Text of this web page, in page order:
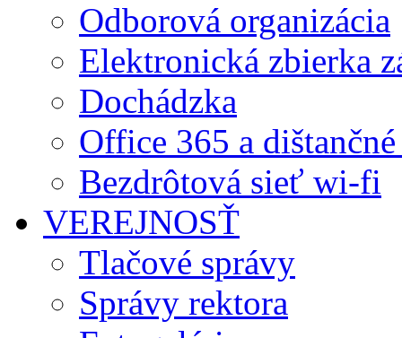
Odborová organizácia
Elektronická zbierka
Dochádzka
Office 365 a
Bezdrôtová sieť wi-fi
VEREJNOSŤ
Tlačové správy
Správy rektora